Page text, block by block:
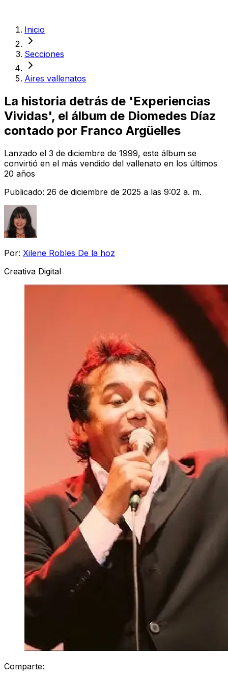
Inicio
Secciones
Aires vallenatos
La historia detrás de 'Experiencias
Vividas', el álbum de Diomedes Díaz
contado por Franco Argüelles
Lanzado el 3 de diciembre de 1999, este álbum se
convirtió en el más vendido del vallenato en los últimos
20 años
Publicado: 26 de diciembre de 2025 a las 9:02 a. m.
Por: Xilene Robles De la hoz
Creativa Digital
Comparte: